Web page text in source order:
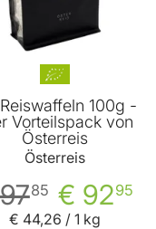
100g -
Vorteilspack von
Österreis
Österreis
€ 9295
85
€ 44,26 / 1 kg